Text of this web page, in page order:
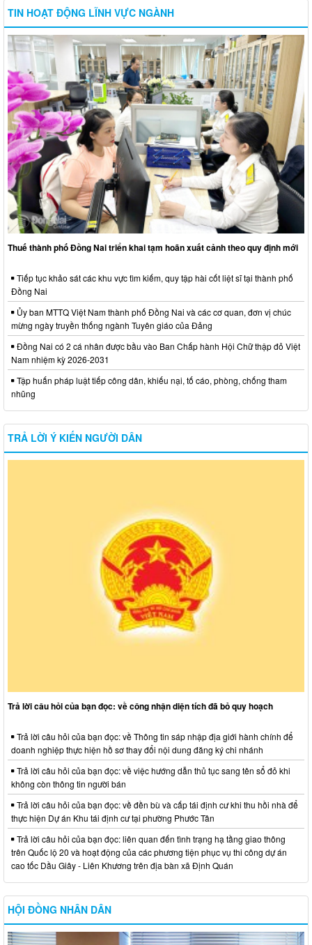
TIN HOẠT ĐỘNG LĨNH VỰC NGÀNH
Thuế thành phố Đồng Nai triển khai tạm hoãn xuất cảnh theo quy định mới
Tiếp tục khảo sát các khu vực tìm kiếm, quy tập hài cốt liệt sĩ tại thành phố
Đồng Nai
Ủy ban MTTQ Việt Nam thành phố Đồng Nai và các cơ quan, đơn vị chúc
mừng ngày truyền thống ngành Tuyên giáo của Đảng
Đồng Nai có 2 cá nhân được bầu vào Ban Chấp hành Hội Chữ thập đỏ Việt
Nam nhiệm kỳ 2026-2031
Tập huấn pháp luật tiếp công dân, khiếu nại, tố cáo, phòng, chống tham
nhũng
TRẢ LỜI Ý KIẾN NGƯỜI DÂN
Trả lời câu hỏi của bạn đọc: về công nhận diện tích đã bỏ quy hoạch
Trả lời câu hỏi của bạn đọc: về Thông tin sáp nhập địa giới hành chính để
doanh nghiệp thực hiện hồ sơ thay đổi nội dung đăng ký chi nhánh
Trả lời câu hỏi của bạn đọc: về việc hướng dẫn thủ tục sang tên sổ đỏ khi
không còn thông tin người bán
Trả lời câu hỏi của bạn đọc: về đền bù và cấp tái định cư khi thu hồi nhà để
thực hiện Dự án Khu tái định cư tại phường Phước Tân
Trả lời câu hỏi của bạn đọc: liên quan đến tình trạng hạ tầng giao thông
trên Quốc lộ 20 và hoạt động của các phương tiện phục vụ thi công dự án
cao tốc Dầu Giây - Liên Khương trên địa bàn xã Định Quán
HỘI ĐỒNG NHÂN DÂN